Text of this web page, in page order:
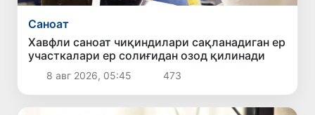
Саноат
Хавфли саноат чиқиндилари сақланадиган ер
участкалари ер солиғидан озод қилинади
8 авг 2026, 05:45 473